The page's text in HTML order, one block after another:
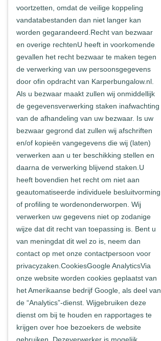
voortzetten, omdat de veilige koppeling
vandatabestanden dan niet langer kan
worden gegarandeerd.Recht van bezwaar
en overige rechtenU heeft in voorkomende
gevallen het recht bezwaar te maken tegen
de verwerking van uw persoonsgegevens
door ofin opdracht van Karperbungalow.nl.
Als u bezwaar maakt zullen wij onmiddellijk
de gegevensverwerking staken inafwachting
van de afhandeling van uw bezwaar. Is uw
bezwaar gegrond dat zullen wij afschriften
en/of kopieën vangegevens die wij (laten)
verwerken aan u ter beschikking stellen en
daarna de verwerking blijvend staken.U
heeft bovendien het recht om niet aan
geautomatiseerde individuele besluitvorming
of proﬁling te wordenonderworpen. Wij
verwerken uw gegevens niet op zodanige
wijze dat dit recht van toepassing is. Bent u
van meningdat dit wel zo is, neem dan
contact op met onze contactpersoon voor
privacyzaken.CookiesGoogle AnalyticsVia
onze website worden cookies geplaatst van
het Amerikaanse bedrijf Google, als deel van
de “Analytics”-dienst. Wijgebruiken deze
dienst om bij te houden en rapportages te
krijgen over hoe bezoekers de website